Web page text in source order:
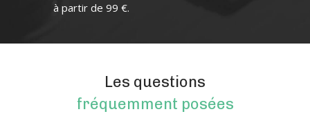
à partir de 99 €.
Les questions
fréquemment posées